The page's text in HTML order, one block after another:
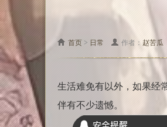
首页 > 日常 作者：赵苦瓜
生活难免有以外，如果经
伴有不少遗憾。